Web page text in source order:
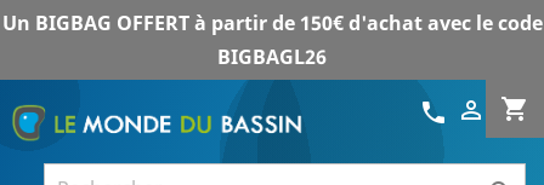
Un BIGBAG OFFERT à partir de 150€ d'achat avec le code
BIGBAGL26
shopping_cart

call